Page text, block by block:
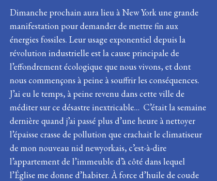
Dimanche prochain aura lieu à New York une grande
manifestation pour demander de mettre fin aux
énergies fossiles. Leur usage exponentiel depuis la
révolution industrielle est la cause principale de
l’effondrement écologique que nous vivons, et dont
nous commençons à peine à souffrir les conséquences.
J’ai eu le temps, à peine revenu dans cette ville de
méditer sur ce désastre inextricable… C’était la semaine
dernière quand j’ai passé plus d’une heure à nettoyer
l’épaisse crasse de pollution que crachait le climatiseur
de mon nouveau nid newyorkais, c’est-à-dire
l’appartement de l’immeuble d’à côté dans lequel
l’Église me donne d’habiter. À force d’huile de coude